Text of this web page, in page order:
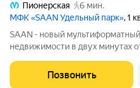
Пионерская
6 мин.
МФК «SAAN Удельный парк», 1
SAAN - новый
недвижимости в двух минутах
представлены различные
просторных резиденций с
Позвонить